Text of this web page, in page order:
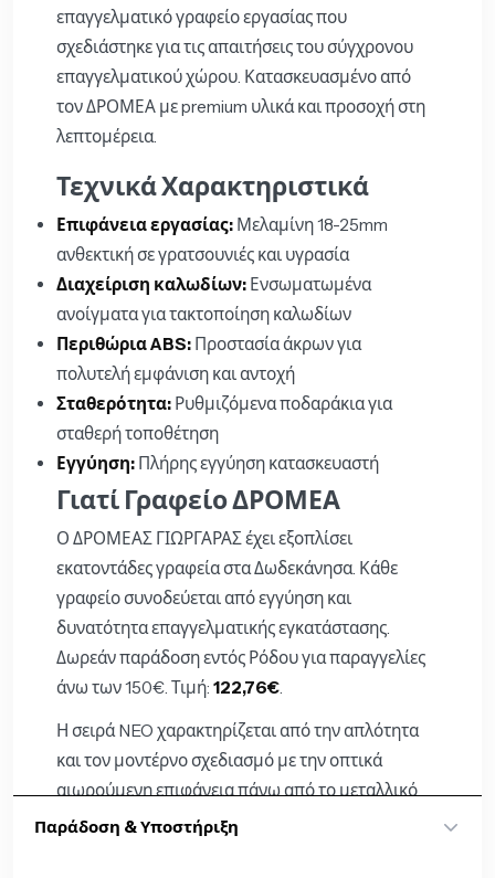
επαγγελματικό γραφείο εργασίας που
σχεδιάστηκε για τις απαιτήσεις του σύγχρονου
επαγγελματικού χώρου. Κατασκευασμένο από
τον ΔΡΟΜΕΑ με premium υλικά και προσοχή στη
λεπτομέρεια.
Τεχνικά Χαρακτηριστικά
Επιφάνεια εργασίας: Μελαμίνη 18-25mm
ανθεκτική σε γρατσουνιές και υγρασία
Διαχείριση καλωδίων: Ενσωματωμένα
ανοίγματα για τακτοποίηση καλωδίων
Περιθώρια ABS: Προστασία άκρων για
πολυτελή εμφάνιση και αντοχή
Σταθερότητα: Ρυθμιζόμενα ποδαράκια για
σταθερή τοποθέτηση
Εγγύηση: Πλήρης εγγύηση κατασκευαστή
Γιατί Γραφείο ΔΡΟΜΕΑ
Ο ΔΡΟΜΕΑΣ ΓΙΩΡΓΑΡΑΣ έχει εξοπλίσει
εκατοντάδες γραφεία στα Δωδεκάνησα. Κάθε
γραφείο συνοδεύεται από εγγύηση και
δυνατότητα επαγγελματικής εγκατάστασης.
Δωρεάν παράδοση εντός Ρόδου για παραγγελίες
άνω των 150€. Τιμή:122,76€.
Η σειρά NEO χαρακτηρίζεται από την απλότητα
και τον μοντέρνο σχεδιασμό με την οπτικά
αιωρούμενη επιφάνεια πάνω από το μεταλλικό
πλαίσιο στήριξης.
Παράδοση & Υποστήριξη